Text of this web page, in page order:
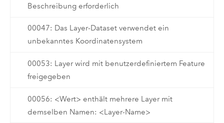
Beschreibung erforderlich
00047: Das Layer-Dataset verwendet ein
unbekanntes Koordinatensystem
00053: Layer wird mit benutzerdefiniertem Feature
freigegeben
00056: <Wert> enthält mehrere Layer mit
demselben Namen: <Layer-Name>